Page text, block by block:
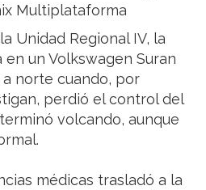
Multiplataforma
Unidad Regional IV, la
un Volkswagen Suran
norte cuando, por
perdió el control del
volcando, aunque
médicas trasladó a la